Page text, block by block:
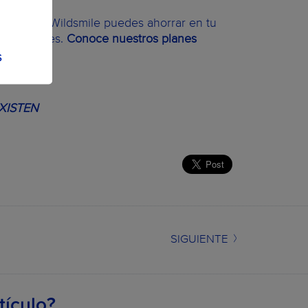
con Wildsmile puedes ahorrar en tu
dentales. Conoce nuestros planes
SIGUIENTE